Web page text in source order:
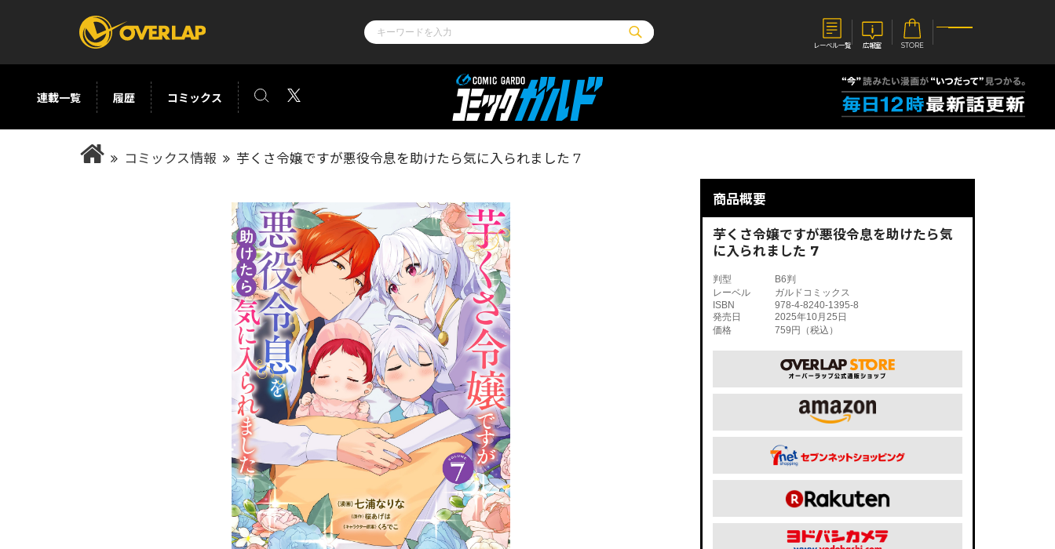
レーベル一覧 広報室 STORE
コミック
コミックガルド
ライトノベル
文庫
ロサージュノベルス
その他
コミックエッセイ
ゲーム
オーバーラップ広報室
採用情報
お問い合わせはこちら
オーバーラップ文庫 オーバーラップノベルス オーバーラップノベルスf ロサージュノベルス コミックガルド
コミッククリエ リキューレ コミックエッセイ
連載一覧 履歴 コミックス
コミックス情報 芋くさ令嬢ですが悪役令息を助けたら気に入られました 7
商品概要
芋くさ令嬢ですが悪役令息を助けたら気
に入られました 7
判型
B6判
レーベル
ガルドコミックス
ISBN
978-4-8240-1395-8
発売日
2025年10月25日
価格
759円（税込）